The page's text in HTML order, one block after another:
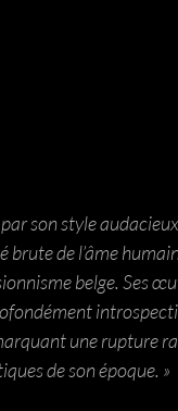
son style
brute de l’âme
belge. Ses
une rupture
de son époque. »